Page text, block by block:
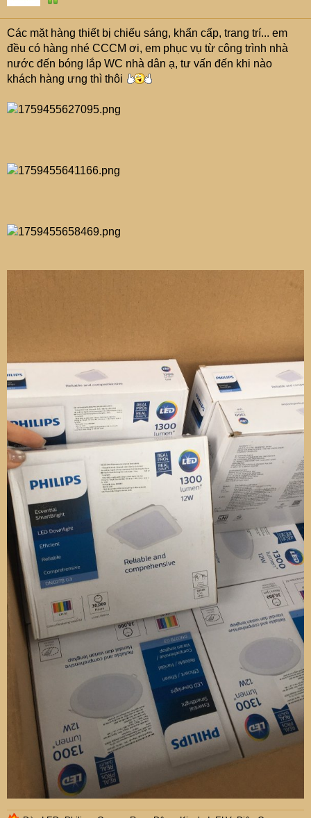
Các mặt hàng thiết bị chiếu sáng, khẩn cấp, trang trí... em
đều có hàng nhé CCCM ơi, em phục vụ từ công trình nhà
nước đến bóng lắp WC nhà dân ạ, tư vấn đến khi nào
khách hàng ưng thì thôi